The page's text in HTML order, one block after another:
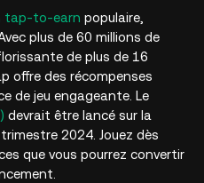
tap-to-earn populaire,
Avec plus de 60 millions de
de plus de 16
offre des récompenses
de jeu engageante. Le
devrait être lancé sur la
2024. Jouez dès
que vous pourrez convertir